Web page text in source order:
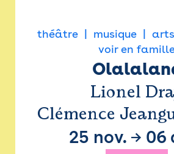
théâtre musique
voir en
Lionel
Clémence
25 nov. → 06